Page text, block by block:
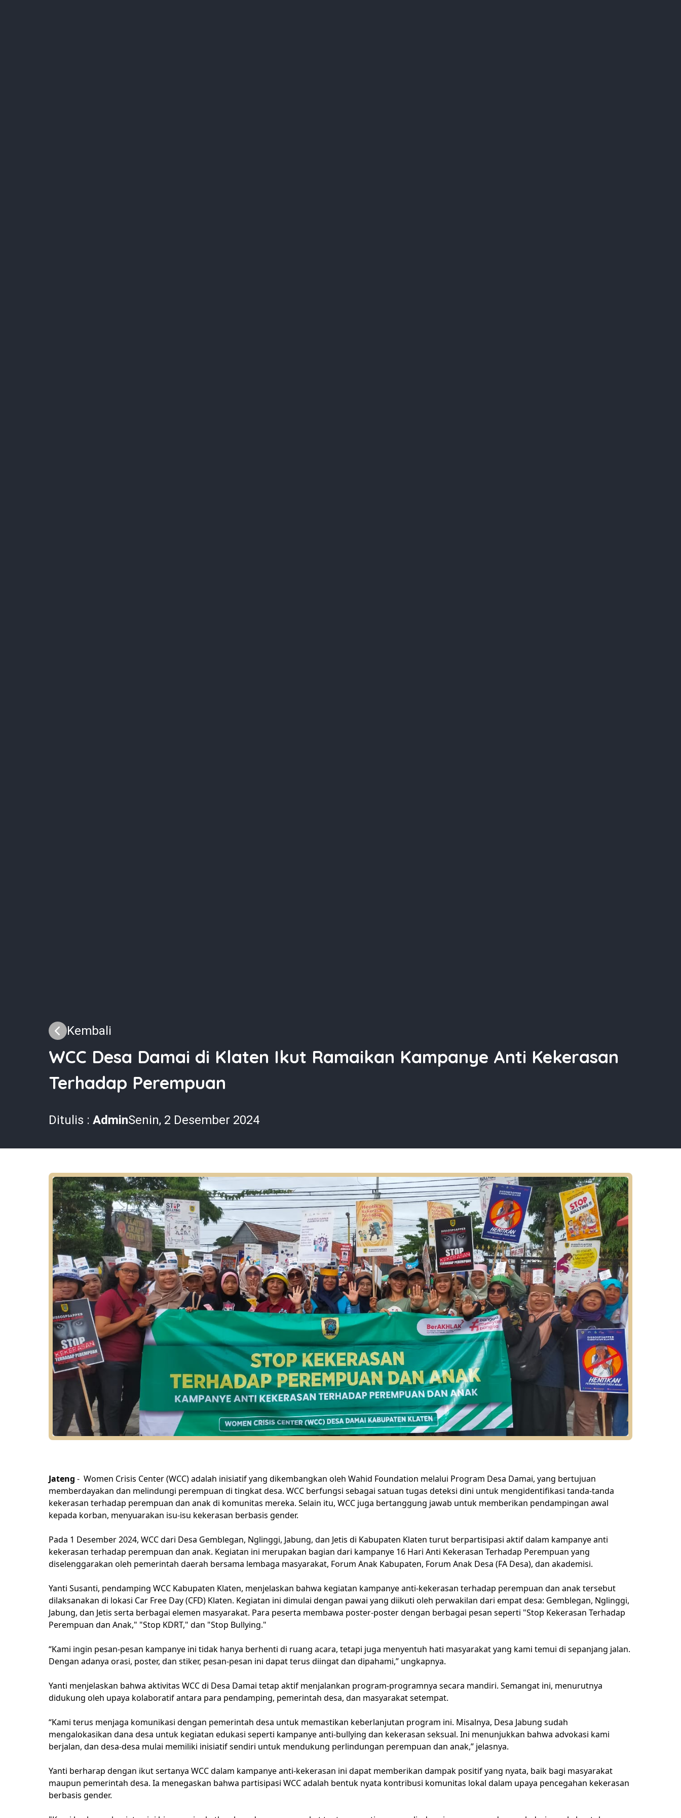
Kembali
WCC Desa Damai di Klaten Ikut Ramaikan Kampanye Anti Kekerasan
Terhadap Perempuan
Ditulis : AdminSenin, 2 Desember 2024
Jateng - Women Crisis Center (WCC) adalah inisiatif yang dikembangkan oleh Wahid Foundation melalui Program Desa Damai, yang bertujuan
memberdayakan dan melindungi perempuan di tingkat desa. WCC berfungsi sebagai satuan tugas deteksi dini untuk mengidentifikasi tanda-tanda
kekerasan terhadap perempuan dan anak di komunitas mereka. Selain itu, WCC juga bertanggung jawab untuk memberikan pendampingan awal
kepada korban, menyuarakan isu-isu kekerasan berbasis gender.
Pada 1 Desember 2024, WCC dari Desa Gemblegan, Nglinggi, Jabung, dan Jetis di Kabupaten Klaten turut berpartisipasi aktif dalam kampanye anti
kekerasan terhadap perempuan dan anak. Kegiatan ini merupakan bagian dari kampanye 16 Hari Anti Kekerasan Terhadap Perempuan yang
diselenggarakan oleh pemerintah daerah bersama lembaga masyarakat, Forum Anak Kabupaten, Forum Anak Desa (FA Desa), dan akademisi.
Yanti Susanti, pendamping WCC Kabupaten Klaten, menjelaskan bahwa kegiatan kampanye anti-kekerasan terhadap perempuan dan anak tersebut
dilaksanakan di lokasi Car Free Day (CFD) Klaten. Kegiatan ini dimulai dengan pawai yang diikuti oleh perwakilan dari empat desa: Gemblegan, Nglinggi,
Jabung, dan Jetis serta berbagai elemen masyarakat. Para peserta membawa poster-poster dengan berbagai pesan seperti "Stop Kekerasan Terhadap
Perempuan dan Anak," "Stop KDRT," dan "Stop Bullying."
“Kami ingin pesan-pesan kampanye ini tidak hanya berhenti di ruang acara, tetapi juga menyentuh hati masyarakat yang kami temui di sepanjang jalan.
Dengan adanya orasi, poster, dan stiker, pesan-pesan ini dapat terus diingat dan dipahami,” ungkapnya.
Yanti menjelaskan bahwa aktivitas WCC di Desa Damai tetap aktif menjalankan program-programnya secara mandiri. Semangat ini, menurutnya
didukung oleh upaya kolaboratif antara para pendamping, pemerintah desa, dan masyarakat setempat.
“Kami terus menjaga komunikasi dengan pemerintah desa untuk memastikan keberlanjutan program ini. Misalnya, Desa Jabung sudah
mengalokasikan dana desa untuk kegiatan edukasi seperti kampanye anti-bullying dan kekerasan seksual. Ini menunjukkan bahwa advokasi kami
berjalan, dan desa-desa mulai memiliki inisiatif sendiri untuk mendukung perlindungan perempuan dan anak,” jelasnya.
Yanti berharap dengan ikut sertanya WCC dalam kampanye anti-kekerasan ini dapat memberikan dampak positif yang nyata, baik bagi masyarakat
maupun pemerintah desa. Ia menegaskan bahwa partisipasi WCC adalah bentuk nyata kontribusi komunitas lokal dalam upaya pencegahan kekerasan
berbasis gender.